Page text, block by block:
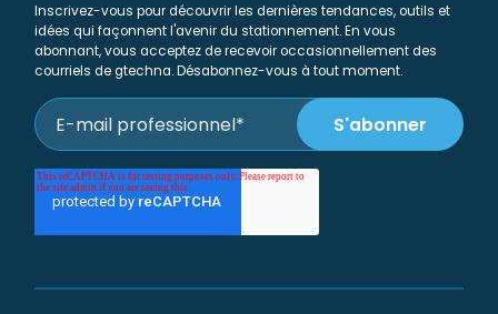
Inscrivez-vous pour découvrir les dernières tendances, outils et
idées qui façonnent l'avenir du stationnement. En vous
abonnant, vous acceptez de recevoir occasionnellement des
courriels de gtechna. Désabonnez-vous à tout moment.